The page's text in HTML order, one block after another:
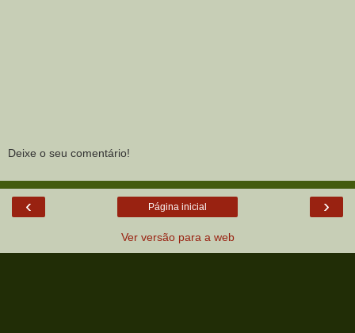
Deixe o seu comentário!
‹ ›
Página inicial
Ver versão para a web